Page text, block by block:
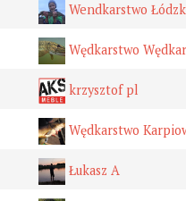
Wendkarstwo
Wędkarstwo
krzysztof pl
Wędkarstwo
Łukasz A